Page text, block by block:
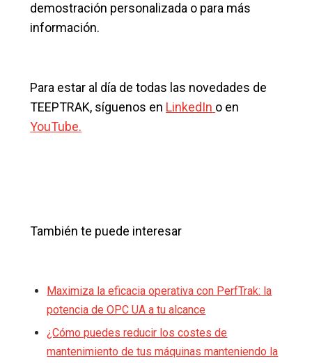
demostración personalizada o para más
información.
Para estar al día de todas las novedades de
TEEPTRAK, síguenos en LinkedIn o en
YouTube.
También te puede interesar
Maximiza la eficacia operativa con PerfTrak: la
potencia de OPC UA a tu alcance
¿Cómo puedes reducir los costes de
mantenimiento de tus máquinas manteniendo la